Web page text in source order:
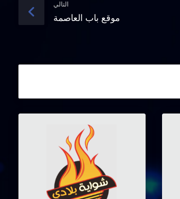
التالي
موقع باب العاصمة